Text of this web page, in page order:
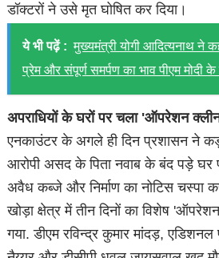
डॉक्टरों ने उसे मृत घोषित कर दिया।
ये भी पढ़ें : मुख्यमंत्री योगी आदित्यनाथ ने
प्रेम और संपूर्ण समर्पण का भाव पीएम मोदी
अपराधियों के घरों पर चला 'ऑपरेशन
एनकाउंटर के अगले ही दिन प्रशासन ने
आरोपी असद के पिता नवाब के बंद पड़े घर
अवैध कब्जे और निर्माण का नोटिस चस्पा
खोड़ा क्षेत्र में तीन दिनों का विशेष
गया. डीएम रविन्द्र कुमार मांदड़,